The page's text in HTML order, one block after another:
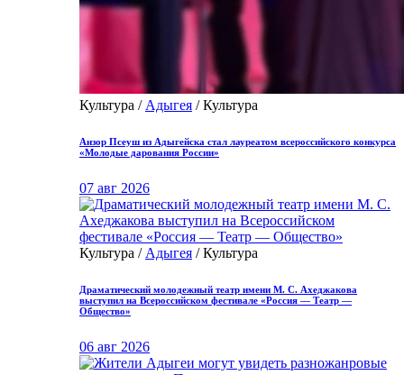
Культура / Адыгея / Культура
Анзор Псеуш из Адыгейска стал лауреатом всероссийского конкурса
«Молодые дарования России»
07 авг 2026
Культура / Адыгея / Культура
Драматический молодежный театр имени М. С. Ахеджакова
выступил на Всероссийском фестивале «Россия — Театр —
Общество»
06 авг 2026